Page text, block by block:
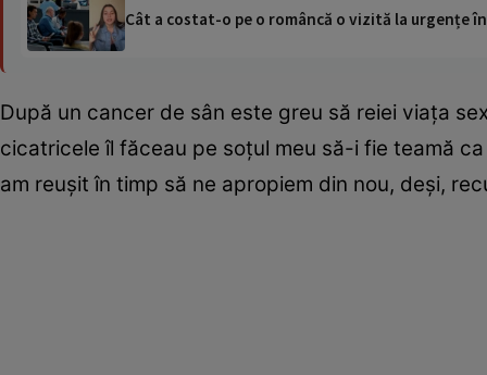
Cât a costat-o pe o româncă o vizită la urgențe
După un cancer de sân este greu să reiei viaţa
cicatricele îl făceau pe soţul meu să-i fie teamă
am reuşit în timp să ne apropiem din nou, deşi,